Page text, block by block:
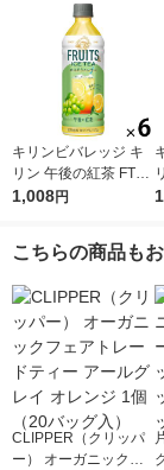
キリンビバレッジ キ
リン 午後の紅茶 FTUI
TS ＆ ICE TEA （フ
ン 500ml 1セット（6
1,008円
こちらの商品も
CLIPPER（クリッパ
ー） オーガニックフ